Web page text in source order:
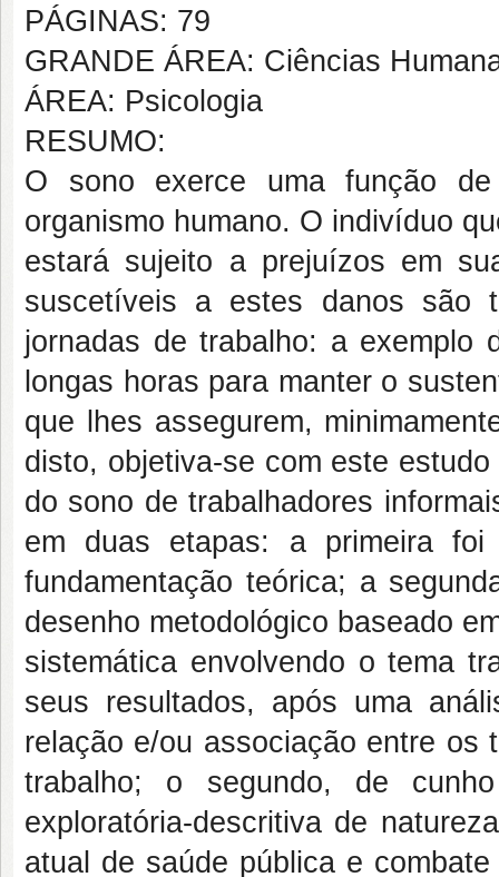
PÁGINAS: 79
GRANDE ÁREA: Ciências
ÁREA: Psicologia
RESUMO:
O sono exerce uma função
organismo humano. O indivíduo
estará sujeito a prejuízos em
suscetíveis a estes danos são
jornadas de trabalho: a exemplo
longas horas para manter o
que lhes assegurem,
disto, objetiva-se com este
do sono de trabalhadores
em duas etapas: a primeira
fundamentação teórica; a
desenho metodológico baseado
sistemática envolvendo o tema
seus resultados, após uma
relação e/ou associação entre os
trabalho; o segundo, de
exploratória-descritiva de
atual de saúde pública e